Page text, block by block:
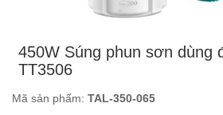
450W Súng phun sơn dùng
TT3506
Mã sản phẩm: TAL-350-065